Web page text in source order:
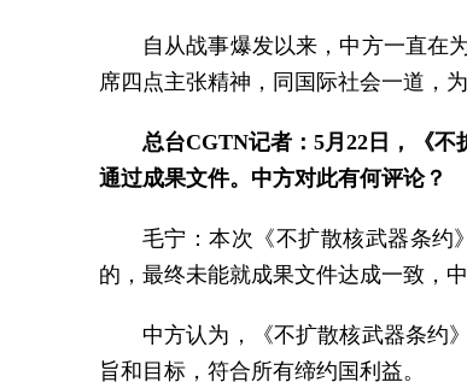
自从战事爆发以来，中方一直在
席四点主张精神，同国际社会一道，
总台CGTN记者：5月22日，《
通过成果文件。中方对此有何评论？
毛宁：本次《不扩散核武器条约
的，最终未能就成果文件达成一致，
中方认为，《不扩散核武器条约
旨和目标，符合所有缔约国利益。